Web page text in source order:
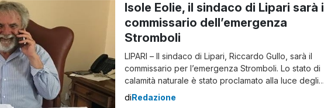
Isole Eolie, il sindaco di Lipari sarà il
commissario dell’emergenza
Stromboli
LIPARI – Il sindaco di Lipari, Riccardo Gullo, sarà il
commissario per l’emergenza Stromboli. Lo stato di
calamità naturale è stato proclamato alla luce degli
ingenti danni provocati dall’alluvione dello scorso 12
diRedazione